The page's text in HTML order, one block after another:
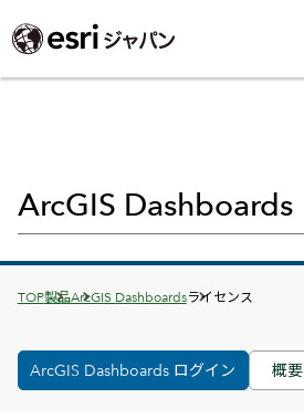
概要
ArcGIS Dashboards ログイン
ArcGIS Dashboards
Breadcrumbs
TOP製品ArcGIS Dashboardsライセンス